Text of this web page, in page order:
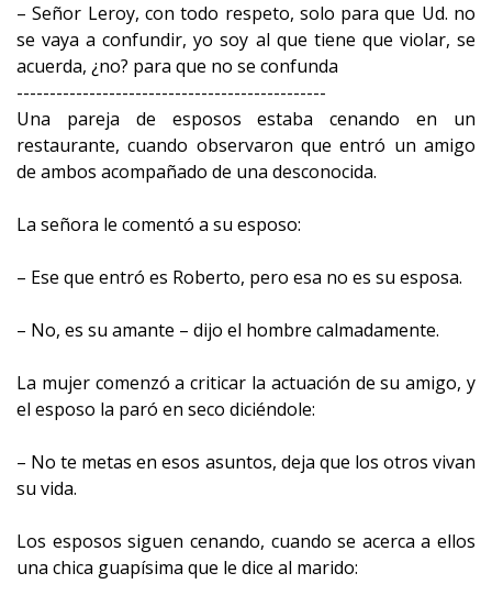
– Señor Leroy, con todo respeto, solo para que Ud. no
se vaya a confundir, yo soy al que tiene que violar, se
acuerda, ¿no? para que no se confunda
-----------------------------------------------
Una pareja de esposos estaba cenando en un
restaurante, cuando observaron que entró un amigo
de ambos acompañado de una desconocida.
La señora le comentó a su esposo:
– Ese que entró es Roberto, pero esa no es su esposa.
– No, es su amante – dijo el hombre calmadamente.
La mujer comenzó a criticar la actuación de su amigo, y
el esposo la paró en seco diciéndole:
– No te metas en esos asuntos, deja que los otros vivan
su vida.
Los esposos siguen cenando, cuando se acerca a ellos
una chica guapísima que le dice al marido: